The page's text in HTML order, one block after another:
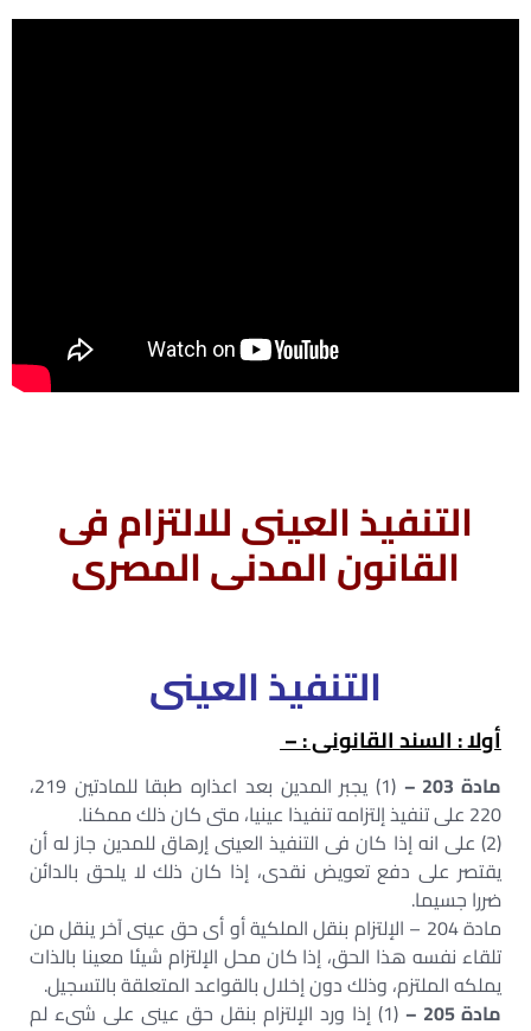
التنفيذ العينى للالتزام فى
القانون المدنى المصرى
التنفيذ العينى
أولا : السند القانونى : –
مادة 203 –
(1) يجبر المدين بعد اعذاره طبقا للمادتين 219،
220 على تنفيذ إلتزامه تنفيذا عينيا، متى كان ذلك ممكنا.
(2) على انه إذا كان فى التنفيذ العينى إرهاق للمدين جاز له أن
يقتصر على دفع تعويض نقدى، إذا كان ذلك لا يلحق بالدائن
ضررا جسيما.
مادة 204 – الإلتزام بنقل الملكية أو أى حق عينى آخر ينقل من
تلقاء نفسه هذا الحق، إذا كان محل الإلتزام شيئا معينا بالذات
يملكه الملتزم، وذلك دون إخلال بالقواعد المتعلقة بالتسجيل.
مادة 205 –
(1) إذا ورد الإلتزام بنقل حق عينى على شىء لم